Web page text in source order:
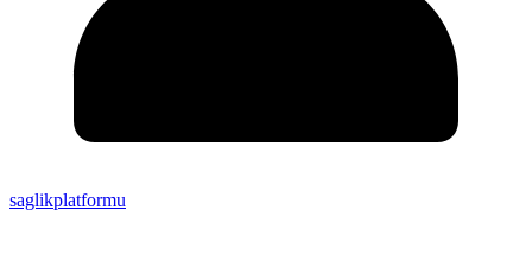
saglikplatformu